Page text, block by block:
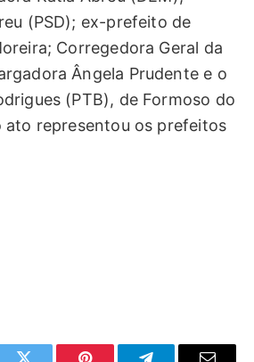
(PSD); ex-prefeito de
Corregedora Geral da
Ângela Prudente e o
(PTB), de Formoso do
ato representou os prefeitos